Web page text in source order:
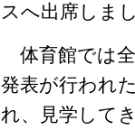
スへ出席しまし
体育館では
発表が行われ
れ、見学して